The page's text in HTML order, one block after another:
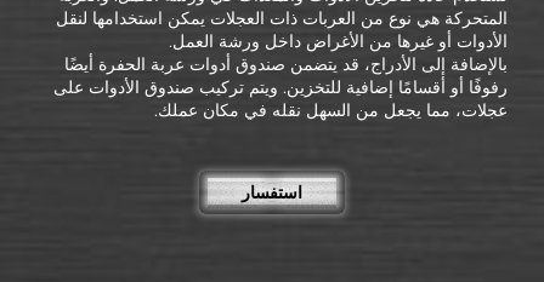
المتحركة هي نوع من العربات ذات العجلات يمكن استخدامها لنقل
الأدوات أو غيرها من الأغراض داخل ورشة العمل.
بالإضافة إلى الأدراج، قد يتضمن صندوق أدوات عربة الحفرة أيضًا
رفوفًا أو أقسامًا إضافية للتخزين. ويتم تركيب صندوق الأدوات على
عجلات، مما يجعل من السهل نقله في مكان عملك.
استفسار